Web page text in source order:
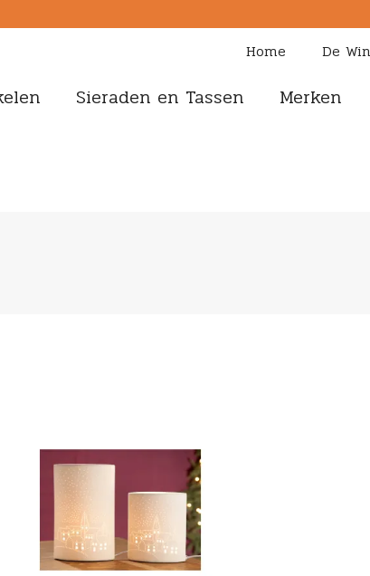
Home De
Sieraden en Tassen Merken